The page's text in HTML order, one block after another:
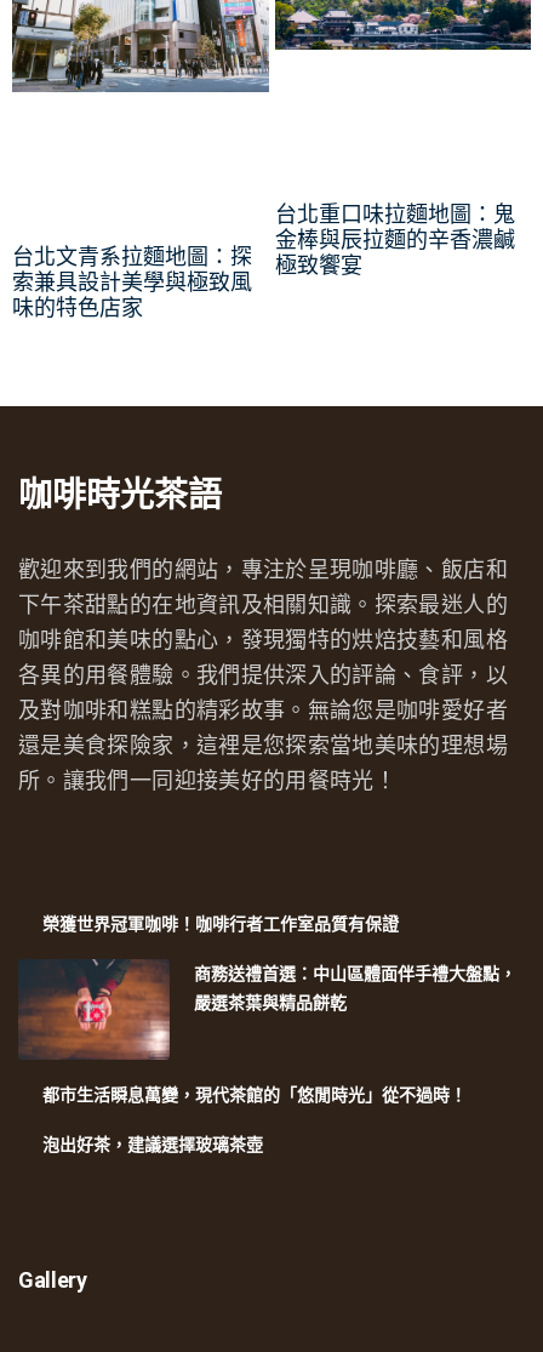
台北文青系拉麵地圖：探
索兼具設計美學與極致風
味的特色店家
台北重口味拉麵地圖：鬼
金棒與辰拉麵的辛香濃鹹
極致饗宴
咖啡時光茶語
歡迎來到我們的網站，專注於呈現咖啡廳、飯店和
下午茶甜點的在地資訊及相關知識。探索最迷人的
咖啡館和美味的點心，發現獨特的烘焙技藝和風格
各異的用餐體驗。我們提供深入的評論、食評，以
及對咖啡和糕點的精彩故事。無論您是咖啡愛好者
還是美食探險家，這裡是您探索當地美味的理想場
所。讓我們一同迎接美好的用餐時光！
榮獲世界冠軍咖啡！咖啡行者工作室品質有保證
商務送禮首選：中山區體面伴手禮大盤點，
嚴選茶葉與精品餅乾
都市生活瞬息萬變，現代茶館的「悠閒時光」從不過時！
泡出好茶，建議選擇玻璃茶壺
Gallery